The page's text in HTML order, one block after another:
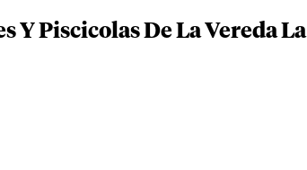
Piscicolas De La Vereda La